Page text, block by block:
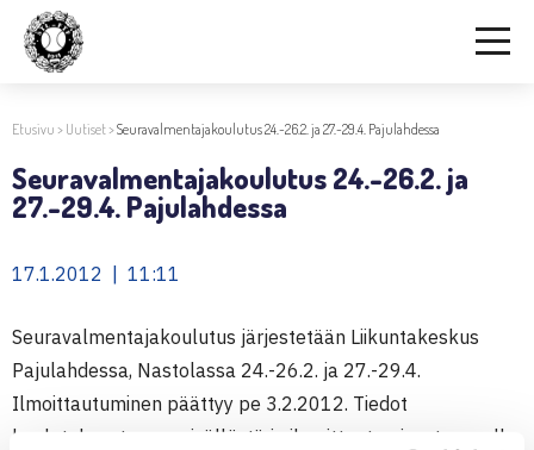
Etusivu > Uutiset>Seuravalmentajakoulutus 24.-26.2. ja 27.-29.4. Pajulahdessa
Seuravalmentajakoulutus 24.-26.2. ja
27.-29.4. Pajulahdessa
17.1.2012 | 11:11
Seuravalmentajakoulutus järjestetään Liikuntakeskus
Pajulahdessa, Nastolassa 24.-26.2. ja 27.-29.4.
Ilmoittautuminen päättyy pe 3.2.2012. Tiedot
koulutuksesta, sen sisällöstä ja ilmoittautumisesta on alla